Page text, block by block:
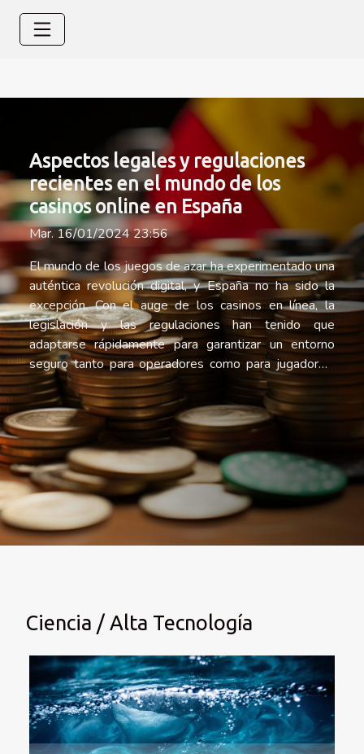
Aspectos legales y regulaciones
recientes en el mundo de los
casinos online en España
Mar. 16/01/2024 23:56
El mundo de los juegos de azar ha experimentado una
auténtica revolución digital, y España no ha sido la
excepción. Con el auge de los casinos en línea, la
legislación y las regulaciones han tenido que
adaptarse rápidamente para garantizar un entorno
seguro tanto para operadores como para jugadores.
Este dinamismo legal puede resultar abrumador, pero
es fundamental estar informado sobre las normativas
que rigen este sector. Los casinos online en España
operan en un marco legal estricto, diseñado para
proteger a los usuarios y asegurar el juego
responsable. A través de este artículo, exploraremos
los aspectos legales más recientes y las regulaciones
que toda persona interesada en el juego online debe
conocer. ¿Cómo se regulan los casinos online en
Ciencia / Alta Tecnología